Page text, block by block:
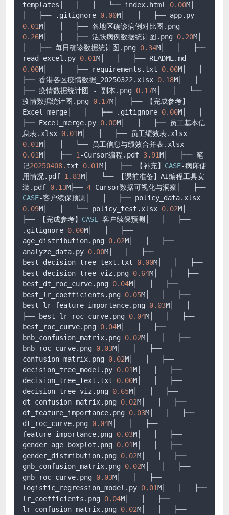
templates│   │   │   └── index.html 0.00M│
│   ├── .gitignore 0.00
0.01
0.26M│   │   ├── 活跃病例数据统计图.png 0.20M│
│   ├── 每日确诊数据统计图.png 0.34M│   │   ├──
read_excel.py 0.01
0.00M│   │   ├── requirements.txt 0.00M│   │
├── 香港各区疫情数据_20250322.xlsx 0.18M│   │
├── 疫情数据统计图 - 副本.png 0.17M│   │   └──
疫情数据统计图.png 0.17M│   ├── 【完成参考】
Excel_merge│   │   ├── .gitignore 0.00M│   │
├── Excel_merge.py 0.00M│   │   ├── 员工基本信
息表.xlsx 0.01
0.01
0.01M│   ├── 1-Cursor编程.pdf 3.91M│   ├── 笔
记20250408. txt 0.01M│   ├── 【补充】 CASE-病床使
用情况.pdf 1.83M│   └── 【课前准备】AI编程工具安
装.pdf 0.13M├── 4
-Cursor数据可视化与洞察│   ├──
CASE
0.09M│   │   └── policy_test.xlsx 0.02M│
├── 【完成参考】 CASE-客户续保预测│   │   ├──
.gitignore 0.00M│   │   ├──
age_distribution.png 0.02M│   │   ├──
analyze_data.py 0.00M│   │   ├──
best_decision_tree_text.txt 0.00M│   │   ├──
best_decision_tree_viz.png 0.64M│   │   ├──
best_dt_roc_curve.png 0.04M│   │   ├──
best_lr_coefficients.png 0.05M│   │   ├──
best_lr_feature_importance.png 0.03M│   │
├── best_lr_roc_curve.png 0.04M│   │   ├──
best_roc_curve.png 0.04M│   │   ├──
bnb_confusion_matrix.png 0.02M│   │   ├──
bnb_roc_curve.png 0.03M│   │   ├──
confusion_matrix.png 0.02M│   │   ├──
decision_tree_model.py 0.01M│   │   ├──
decision_tree_text.txt 0.00M│   │   ├──
decision_tree_viz.png 0.65M│   │   ├──
dt_confusion_matrix.png 0.02M│   │   ├──
dt_feature_importance.png 0.03M│   │   ├──
dt_roc_curve.png 0.04M│   │   ├──
feature_importance.png 0.03M│   │   ├──
gender_age_boxplot.png 0.01M│   │   ├──
gender_distribution.png 0.02M│   │   ├──
gnb_confusion_matrix.png 0.02M│   │   ├──
gnb_roc_curve.png 0.03M│   │   ├──
logistic_regression_model.py 0.01M│   │   ├──
lr_coefficients.png 0.04M│   │   ├──
lr_confusion_matrix.png 0.02M│   │   ├──